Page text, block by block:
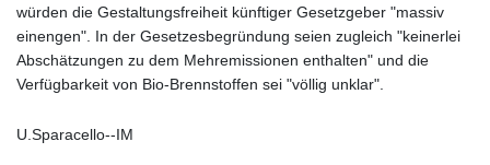
würden die Gestaltungsfreiheit künftiger Gesetzgeber "massiv
einengen". In der Gesetzesbegründung seien zugleich "keinerlei
Abschätzungen zu dem Mehremissionen enthalten" und die
Verfügbarkeit von Bio-Brennstoffen sei "völlig unklar".
U.Sparacello--IM